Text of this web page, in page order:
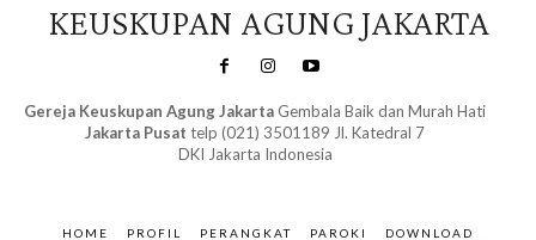
KEUSKUPAN AGUNG JAKARTA
Gereja Keuskupan Agung Jakarta Gembala Baik dan Murah Hati
Jakarta Pusat telp (021) 3501189 Jl. Katedral 7
DKI Jakarta Indonesia
HOME PROFIL PERANGKAT PAROKI
DOWNLOAD